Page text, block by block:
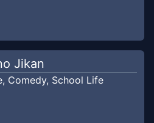
mesum
2020
Jikan
, Comedy, School Life